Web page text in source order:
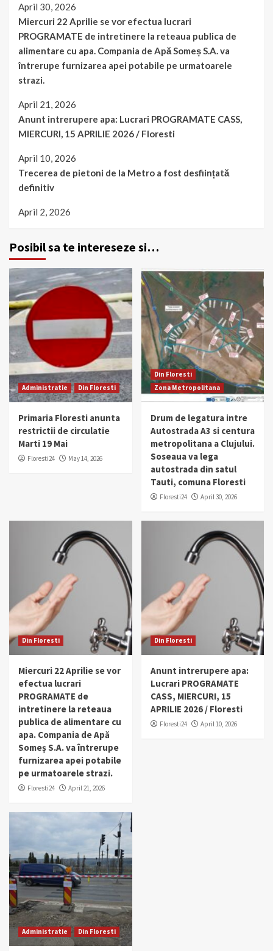
April 30, 2026
Miercuri 22 Aprilie se vor efectua lucrari
PROGRAMATE de intretinere la reteaua publica de
alimentare cu apa. Compania de Apă Someș S.A. va
întrerupe furnizarea apei potabile pe urmatoarele
strazi.
April 21, 2026
Anunt intrerupere apa: Lucrari PROGRAMATE CASS,
MIERCURI, 15 APRILIE 2026 / Floresti
April 10, 2026
Trecerea de pietoni de la Metro a fost desființată
definitiv
April 2, 2026
Posibil sa te intereseze si…
Administratie Din Floresti
Primaria Floresti anunta
restrictii de circulatie
Marti 19 Mai
Floresti24 May 14, 2026
Din Floresti
Zona Metropolitana
Drum de legatura intre
Autostrada A3 si centura
metropolitana a Clujului.
Soseaua va lega
autostrada din satul
Tauti, comuna Floresti
Floresti24 April 30, 2026
Din Floresti
Miercuri 22 Aprilie se vor
efectua lucrari
PROGRAMATE de
intretinere la reteaua
publica de alimentare cu
apa. Compania de Apă
Someș S.A. va întrerupe
furnizarea apei potabile
pe urmatoarele strazi.
Floresti24 April 21, 2026
Din Floresti
Anunt intrerupere apa:
Lucrari PROGRAMATE
CASS, MIERCURI, 15
APRILIE 2026 / Floresti
Floresti24 April 10, 2026
Administratie Din Floresti